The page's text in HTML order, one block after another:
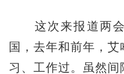
这次来报道两会
国，去年和前年，
习、工作过。虽然